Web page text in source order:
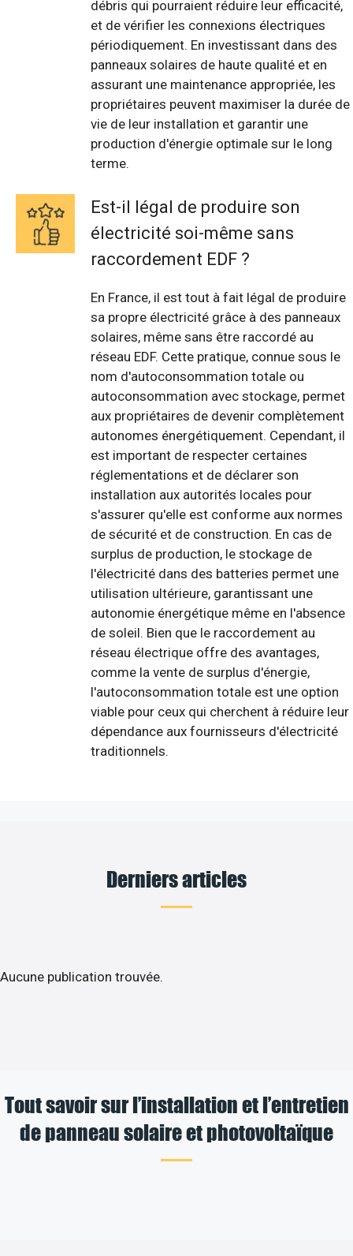
débris qui pourraient réduire leur efficacité,
et de vérifier les connexions électriques
périodiquement. En investissant dans des
panneaux solaires de haute qualité et en
assurant une maintenance appropriée, les
propriétaires peuvent maximiser la durée de
vie de leur installation et garantir une
production d'énergie optimale sur le long
terme.
Est-il légal de produire son
électricité soi-même sans
raccordement EDF ?
En France, il est tout à fait légal de produire
sa propre électricité grâce à des panneaux
solaires, même sans être raccordé au
réseau EDF. Cette pratique, connue sous le
nom d'autoconsommation totale ou
autoconsommation avec stockage, permet
aux propriétaires de devenir complètement
autonomes énergétiquement. Cependant, il
est important de respecter certaines
réglementations et de déclarer son
installation aux autorités locales pour
s'assurer qu'elle est conforme aux normes
de sécurité et de construction. En cas de
surplus de production, le stockage de
l'électricité dans des batteries permet une
utilisation ultérieure, garantissant une
autonomie énergétique même en l'absence
de soleil. Bien que le raccordement au
réseau électrique offre des avantages,
comme la vente de surplus d'énergie,
l'autoconsommation totale est une option
viable pour ceux qui cherchent à réduire leur
dépendance aux fournisseurs d'électricité
traditionnels.
Derniers articles
Aucune publication trouvée.
Tout savoir sur l’installation et l’entretien
de panneau solaire et photovoltaïque